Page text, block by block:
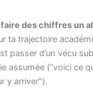
faire des chiffres un
ta trajectoire
passer d’un vécu
assumée (“voici ce
y arriver”).